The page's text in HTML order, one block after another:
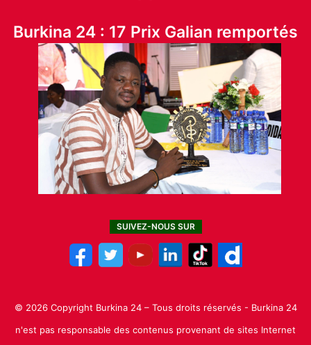
Burkina 24 : 17 Prix Galian remportés
SUIVEZ-NOUS SUR
© 2026 Copyright Burkina 24 – Tous droits réservés - Burkina 24
n'est pas responsable des contenus provenant de sites Internet